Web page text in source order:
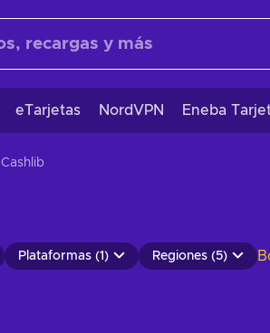
eTarjetas NordVPN Eneba
Cashlib
Plataformas (1) Regiones (5)